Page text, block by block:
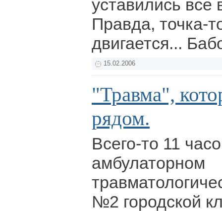
уставились все
Правда, точка-
двигается...
15.02.2006
"Травма",
рядом.
Всего-то 11
амбулаторном
№2 городской